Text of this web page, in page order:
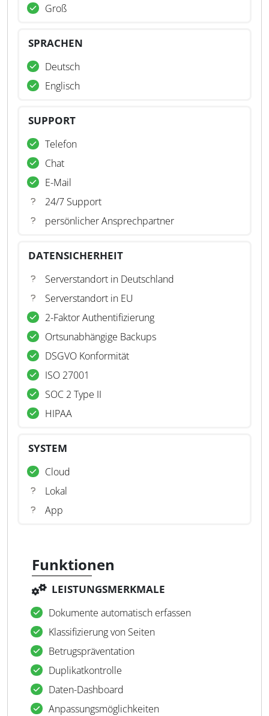
Groß
SPRACHEN
Deutsch
Englisch
SUPPORT
Telefon
Chat
E-Mail
24/7 Support
persönlicher Ansprechpartner
DATENSICHERHEIT
Serverstandort in Deutschland
Serverstandort in EU
2-Faktor Authentifizierung
Ortsunabhängige Backups
DSGVO Konformität
ISO 27001
SOC 2 Type II
HIPAA
SYSTEM
Cloud
Lokal
App
Funktionen
LEISTUNGSMERKMALE
Dokumente automatisch erfassen
Klassifizierung von Seiten
Betrugspräventation
Duplikatkontrolle
Daten-Dashboard
Anpassungsmöglichkeiten